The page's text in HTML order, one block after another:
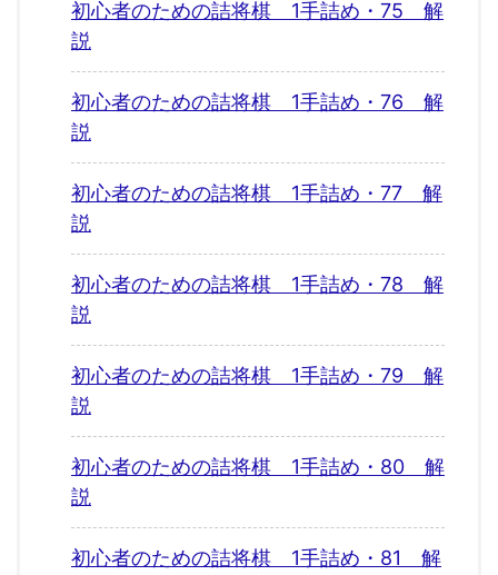
初心者のための詰将棋 1手詰め・75 解
説
初心者のための詰将棋 1手詰め・76 解
説
初心者のための詰将棋 1手詰め・77 解
説
初心者のための詰将棋 1手詰め・78 解
説
初心者のための詰将棋 1手詰め・79 解
説
初心者のための詰将棋 1手詰め・80 解
説
初心者のための詰将棋 1手詰め・81 解